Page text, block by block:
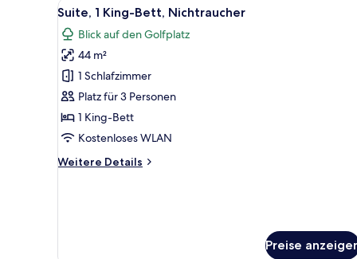
Nichtraucher
Fotos
für
Suite,
1 King-
Bett,
Nichtraucher
anzeigen
11
Suite, 1 King-Bett, Nichtraucher
Blick auf den Golfplatz
44 m²
1 Schlafzimmer
Platz für 3 Personen
1 King-Bett
Kostenloses WLAN
Weitere Details
Weitere
Preise